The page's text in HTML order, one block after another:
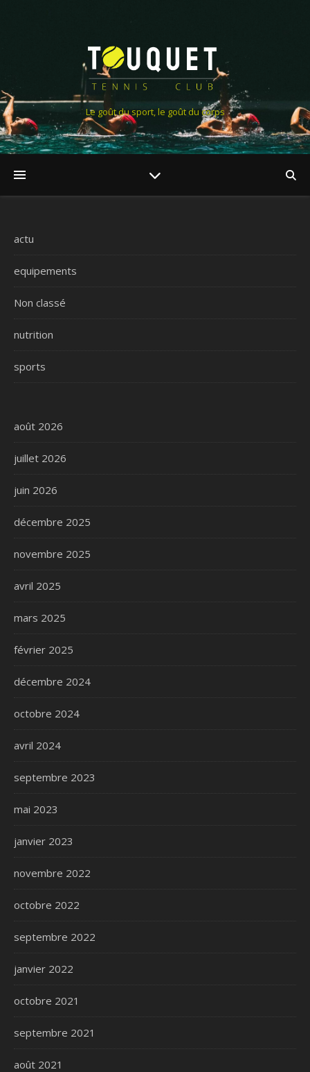
Le goût du sport, le goût du corps
actu
equipements
Non classé
nutrition
sports
août 2026
juillet 2026
juin 2026
décembre 2025
novembre 2025
avril 2025
mars 2025
février 2025
décembre 2024
octobre 2024
avril 2024
septembre 2023
mai 2023
janvier 2023
novembre 2022
octobre 2022
septembre 2022
janvier 2022
octobre 2021
septembre 2021
août 2021